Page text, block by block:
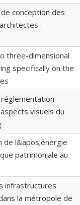
conception des
three-dimensional
specifically on the
visuels du
de l&apos;énergie
patrimoniale au
infrastructures
la métropole de